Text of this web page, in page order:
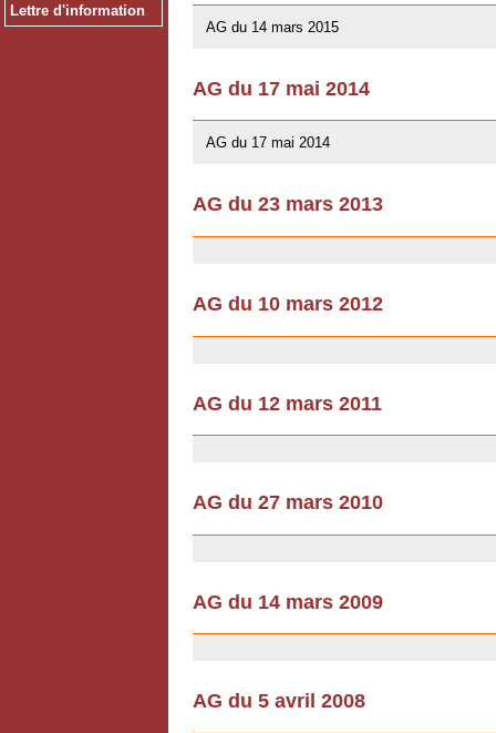
Lettre d'information
AG du 14 mars 2015
AG du 17 mai 2014
AG du 17 mai 2014
AG du 23 mars 2013
AG du 10 mars 2012
AG du 12 mars 2011
AG du 27 mars 2010
AG du 14 mars 2009
AG du 5 avril 2008